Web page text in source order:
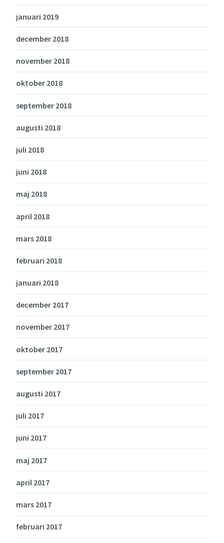
januari 2019
december 2018
november 2018
oktober 2018
september 2018
augusti 2018
juli 2018
juni 2018
maj 2018
april 2018
mars 2018
februari 2018
januari 2018
december 2017
november 2017
oktober 2017
september 2017
augusti 2017
juli 2017
juni 2017
maj 2017
april 2017
mars 2017
februari 2017